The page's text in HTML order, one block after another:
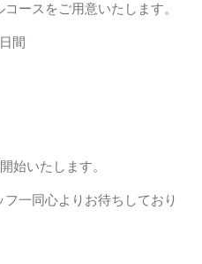
ースをご用意いたします。
間
始いたします。
一同心よりお待ちしており